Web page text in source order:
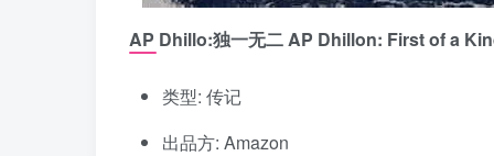
AP Dhillo:独一无二 AP Dhillon: First of a
类型: 传记
出品方: Amazon